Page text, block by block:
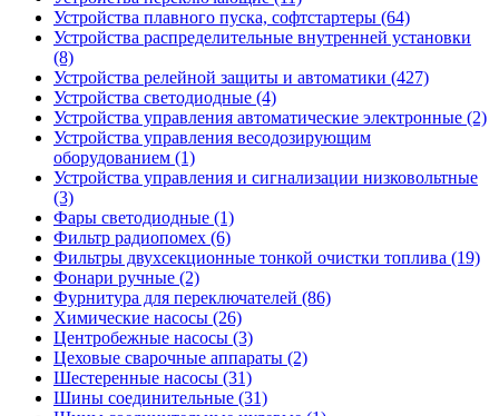
Устройства плавного пуска, софтстартеры (64)
Устройства распределительные внутренней установки
(8)
Устройства релейной защиты и автоматики (427)
Устройства светодиодные (4)
Устройства управления автоматические электронные (2)
Устройства управления весодозирующим
оборудованием (1)
Устройства управления и сигнализации низковольтные
(3)
Фары светодиодные (1)
Фильтр радиопомех (6)
Фильтры двухсекционные тонкой очистки топлива (19)
Фонари ручные (2)
Фурнитура для переключателей (86)
Химические насосы (26)
Центробежные насосы (3)
Цеховые сварочные аппараты (2)
Шестеренные насосы (31)
Шины соединительные (31)